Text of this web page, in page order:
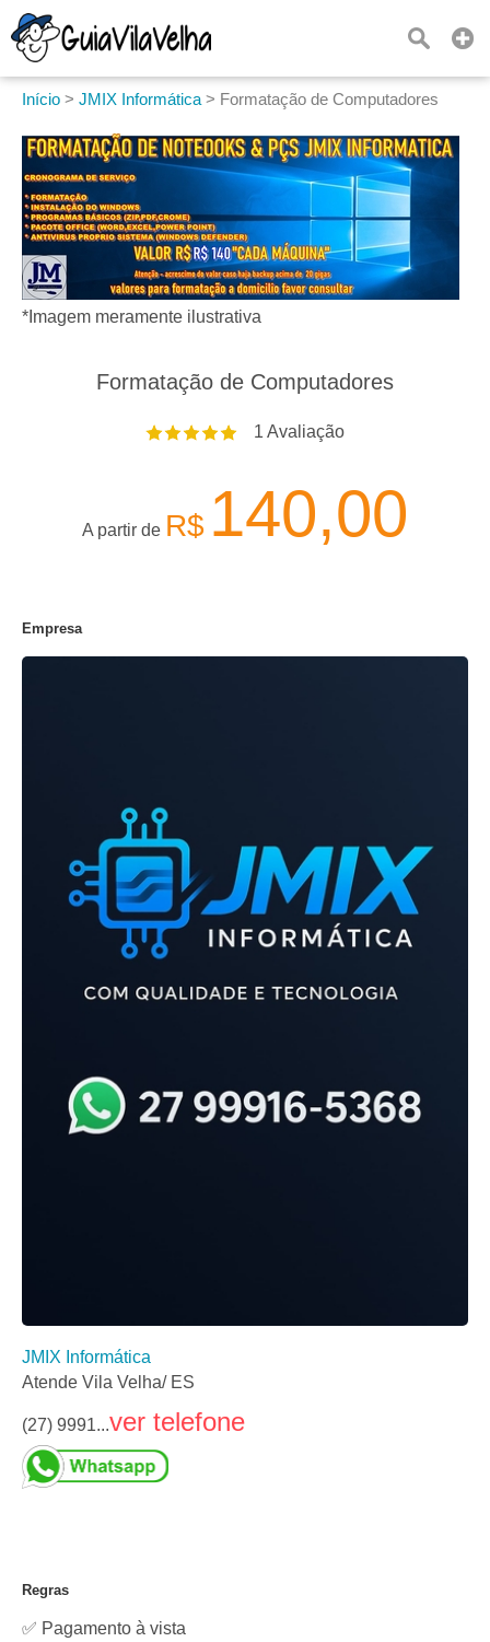
Início > JMIX Informática > Formatação de Computadores
*Imagem meramente ilustrativa
Formatação de Computadores
1 Avaliação
A partir de R$ 140,00
Empresa
JMIX Informática
Atende Vila Velha/ ES
(27) 9991...ver telefone
Regras
✅ Pagamento à vista